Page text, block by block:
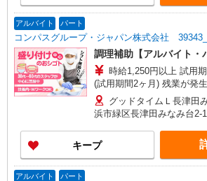
アルバイト パート
コンパスグループ・ジャパン株式会社
調理補助【アルバイト・
時給1,250円以上 試用期間中 時給1,250円以上
(試用期間2ヶ月) 残業が発生した場合、残業代を1
分単位で別途支給します。
グッドタイムＬ長津
浜市緑区長津田みなみ台2-
キープ
アルバイト パート